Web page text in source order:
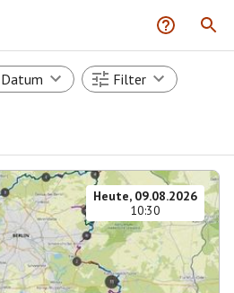
Datum Filter
Heute, 09.08.2026
10:30